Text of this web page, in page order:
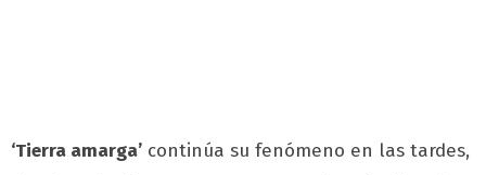
‘Tierra amarga’ continúa su fenómeno en las tardes,